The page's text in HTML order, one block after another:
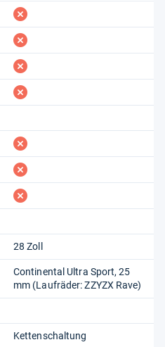
fehlt
fehlt
fehlt
fehlt
fehlt
fehlt
fehlt
28 Zoll
Continental Ultra Sport, 25
mm (Laufräder: ZZYZX Rave)
Kettenschaltung